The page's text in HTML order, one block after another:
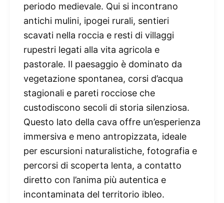
periodo medievale. Qui si incontrano
antichi mulini, ipogei rurali, sentieri
scavati nella roccia e resti di villaggi
rupestri legati alla vita agricola e
pastorale. Il paesaggio è dominato da
vegetazione spontanea, corsi d’acqua
stagionali e pareti rocciose che
custodiscono secoli di storia silenziosa.
Questo lato della cava offre un’esperienza
immersiva e meno antropizzata, ideale
per escursioni naturalistiche, fotografia e
percorsi di scoperta lenta, a contatto
diretto con l’anima più autentica e
incontaminata del territorio ibleo.